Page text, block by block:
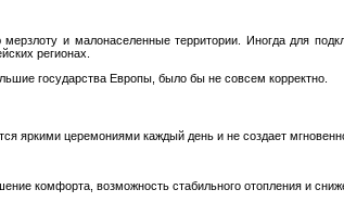
и малонаселенные территории. Иногда для
регионах.
государства Европы, было бы не совсем корректно.
яркими церемониями каждый день и не создает
комфорта, возможность стабильного отопления и